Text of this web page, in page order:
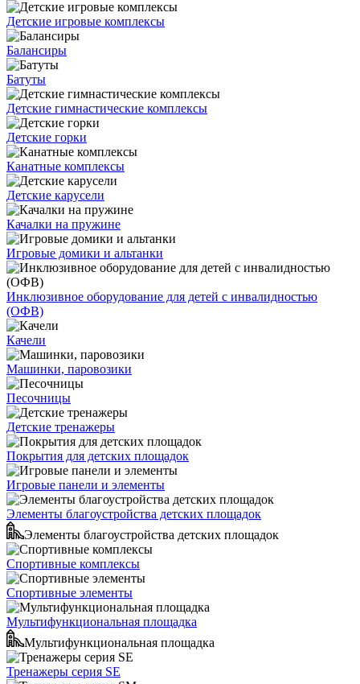
Детские игровые комплексы
Балансиры
Батуты
Детские гимнастические комплексы
Детские горки
Канатные комплексы
Детские карусели
Качалки на пружине
Игровые домики и альтанки
Инклюзивное оборудование для детей с инвалидностью
(ОФВ)
Качели
Машинки, паровозики
Песочницы
Детские тренажеры
Покрытия для детских площадок
Игровые панели и элементы
Элементы благоустройства детских площадок
Элементы благоустройства детских площадок
Спортивные комплексы
Спортивные элементы
Мультифункциональная площадка
Мультифункциональная площадка
Тренажеры серия SE